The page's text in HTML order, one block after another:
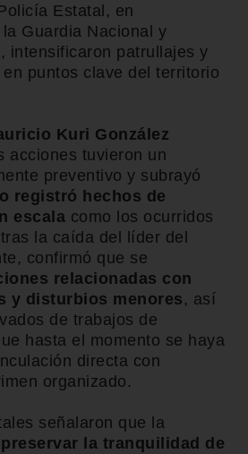
Estatal, en
Guardia Nacional y
intensificaron patrullajes y
puntos clave del territorio
Kuri González
acciones tuvieron un
preventivo y subrayó
registró hechos de
escala como los ocurridos
la caída del líder del
confirmó que se
relacionadas con
y disturbios menores , así
de trabajos de
hasta el momento se haya
directa con
organizado.
señalaron que la
preservar la tranquilidad de